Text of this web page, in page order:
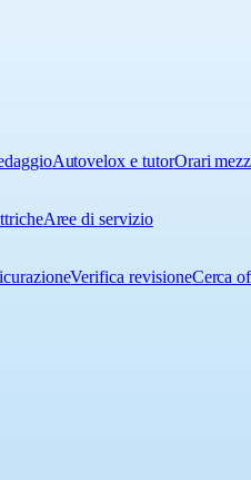
Autovelox e tutorOrari
Aree di servizio
Verifica revisioneCerca